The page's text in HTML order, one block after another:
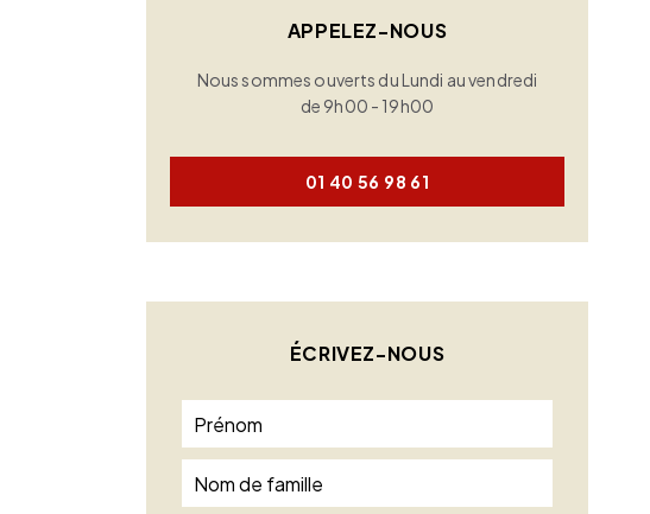
APPELEZ-NOUS
Nous sommes ouverts du Lundi au vendredi
de 9h00 - 19h00
01 40 56 98 61
ÉCRIVEZ-NOUS